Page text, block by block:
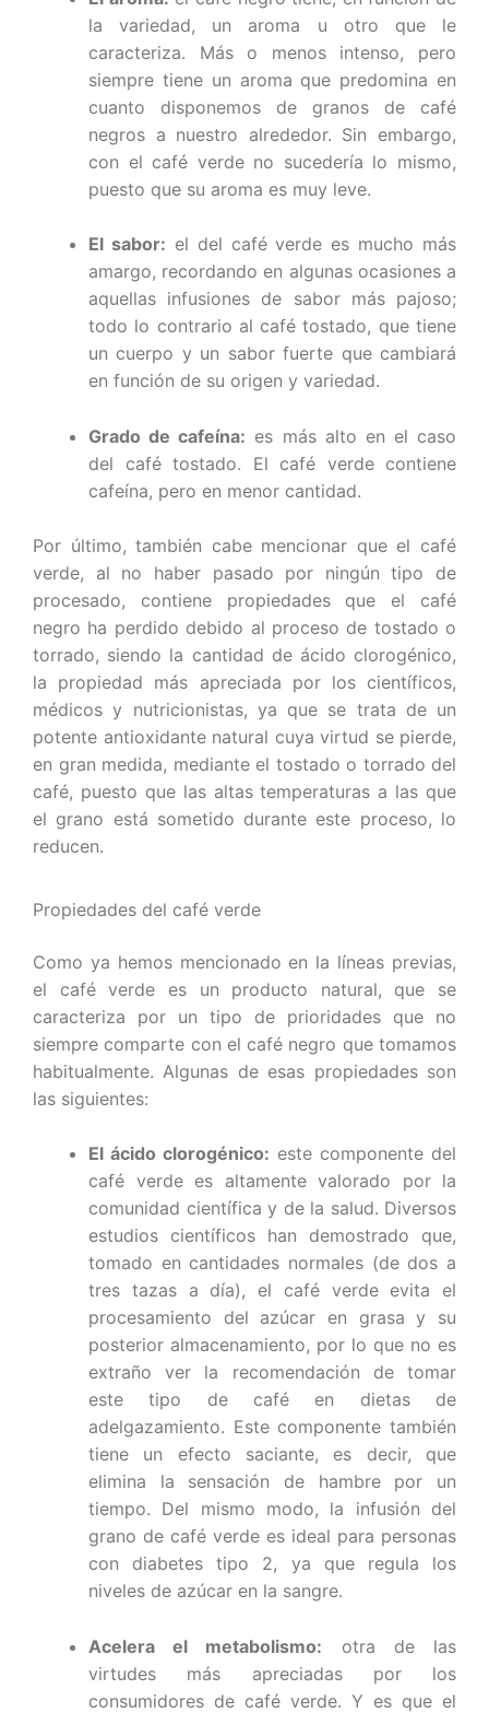
la variedad, un aroma u otro que le
caracteriza. Más o menos intenso, pero
siempre tiene un aroma que predomina en
cuanto disponemos de granos de café
negros a nuestro alrededor. Sin embargo,
con el café verde no sucedería lo mismo,
puesto que su aroma es muy leve.
El sabor: el del café verde es mucho más
amargo, recordando en algunas ocasiones a
aquellas infusiones de sabor más pajoso;
todo lo contrario al café tostado, que tiene
un cuerpo y un sabor fuerte que cambiará
en función de su origen y variedad.
Grado de cafeína: es más alto en el caso
del café tostado. El café verde contiene
cafeína, pero en menor cantidad.
Por último, también cabe mencionar que el café
verde, al no haber pasado por ningún tipo de
procesado, contiene propiedades que el café
negro ha perdido debido al proceso de tostado o
torrado, siendo la cantidad de ácido clorogénico,
la propiedad más apreciada por los científicos,
médicos y nutricionistas, ya que se trata de un
potente antioxidante natural cuya virtud se pierde,
en gran medida, mediante el tostado o torrado del
café, puesto que las altas temperaturas a las que
el grano está sometido durante este proceso, lo
reducen.
Propiedades del café verde
Como ya hemos mencionado en la líneas previas,
el café verde es un producto natural, que se
caracteriza por un tipo de prioridades que no
siempre comparte con el café negro que tomamos
habitualmente. Algunas de esas propiedades son
las siguientes:
El ácido clorogénico: este componente del
café verde es altamente valorado por la
comunidad científica y de la salud. Diversos
estudios científicos han demostrado que,
tomado en cantidades normales (de dos a
tres tazas a día), el café verde evita el
procesamiento del azúcar en grasa y su
posterior almacenamiento, por lo que no es
extraño ver la recomendación de tomar
este tipo de café en dietas de
adelgazamiento. Este componente también
tiene un efecto saciante, es decir, que
elimina la sensación de hambre por un
tiempo. Del mismo modo, la infusión del
grano de café verde es ideal para personas
con diabetes tipo 2, ya que regula los
niveles de azúcar en la sangre.
Acelera el metabolismo: otra de las
virtudes más apreciadas por los
consumidores de café verde. Y es que el